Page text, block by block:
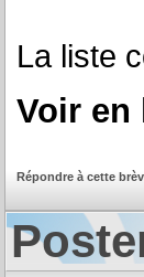
La liste
Voir en
Répondre à cette